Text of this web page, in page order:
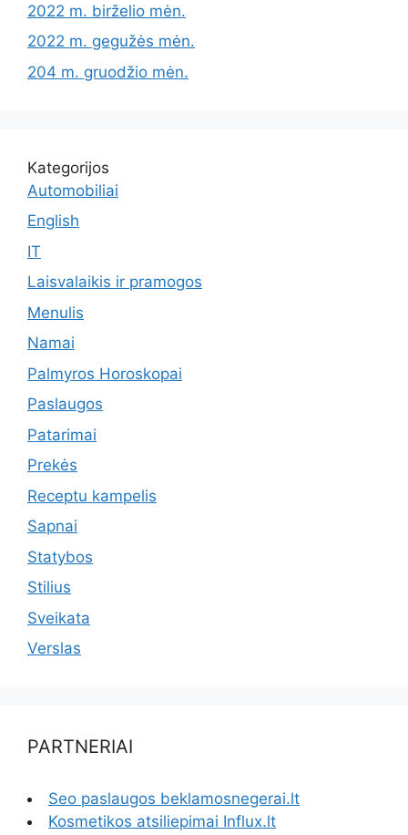
2022 m. birželio mėn.
2022 m. gegužės mėn.
204 m. gruodžio mėn.
Kategorijos
Automobiliai
English
IT
Laisvalaikis ir pramogos
Menulis
Namai
Palmyros Horoskopai
Paslaugos
Patarimai
Prekės
Receptu kampelis
Sapnai
Statybos
Stilius
Sveikata
Verslas
PARTNERIAI
Seo paslaugos beklamosnegerai.lt
Kosmetikos atsiliepimai Influx.lt